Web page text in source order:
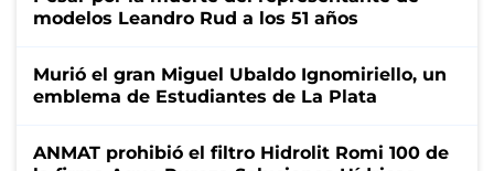
modelos Leandro Rud a los 51 años
Murió el gran Miguel Ubaldo Ignomiriello, un
emblema de Estudiantes de La Plata
ANMAT prohibió el filtro Hidrolit Romi 100 de